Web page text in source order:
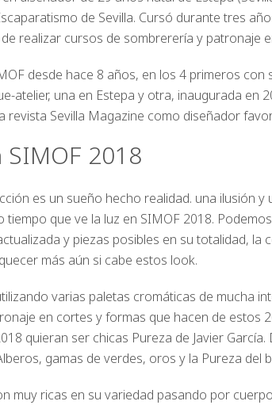
de Sevilla. Cursó durante tres
realizar cursos de sombrerería y patronaje
desde hace 8 años, en los 4 primeros
atelier, una en Estepa y otra, inaugurada en
revista Sevilla Magazine como diseñador
2018
es un sueño hecho realidad. una ilusión
tiempo que ve la luz en SIMOF 2018.
y piezas posibles en su totalidad,
más aún si cabe estos look.
varias paletas cromáticas de mucha
en cortes y formas que hacen de estos
quieran ser chicas Pureza de Javier
gamas de verdes, oros y la Pureza del
muy ricas en su variedad pasando por